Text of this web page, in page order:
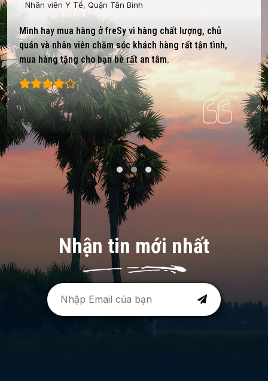
Nhân viên Y Tế, Quận Tân Bình
Mình hay mua hàng ở freSy vì hàng chất lượng, chủ
quán và nhân viên chăm sóc khách hàng rất tận tình,
mua hàng tặng cho bạn bè rất an tâm.
Nhận tin mới nhất